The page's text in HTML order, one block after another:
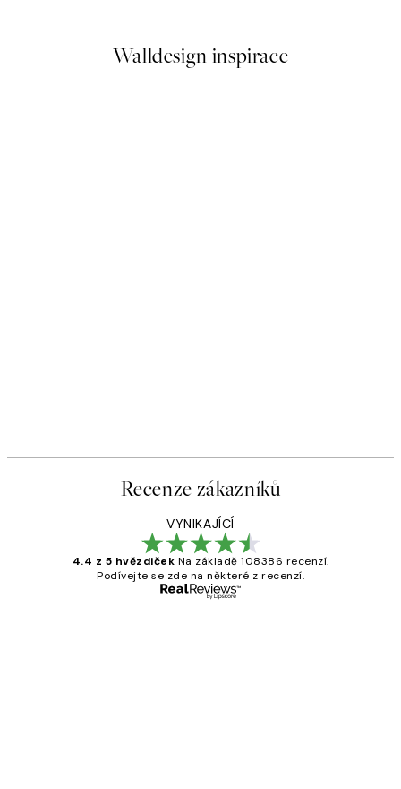
Walldesign inspirace
Recenze zákazníků
VYNIKAJÍCÍ
4.4 z 5 hvězdiček Na základě 108386 recenzí.
Podívejte se zde na některé z recenzí.